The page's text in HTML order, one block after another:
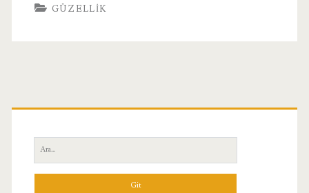
GÜZELLIK
Birincil
Yan
Menü
Ara: